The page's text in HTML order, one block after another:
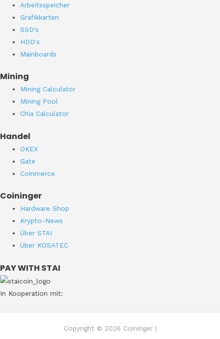
Arbeitsspeicher
Grafikkarten
SSD's
HDD's
Mainboards
Mining
Mining Calculator
Mining Pool
Chia Calculator
Handel
OKEX
Gate
Coinmerce
Coininger
Hardware Shop
Krypto-News
Über STAI
Über KOSATEC
PAY WITH STAI
In Kooperation mit:
Copyright © 2026 Coininger |